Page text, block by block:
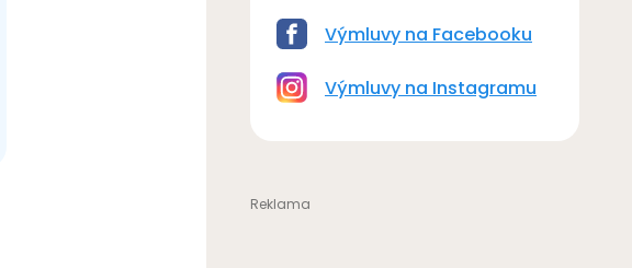
Výmluvy na Facebooku
Výmluvy na Instagramu